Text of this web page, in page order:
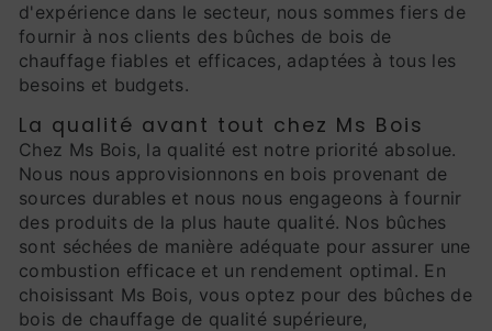
d'expérience dans le secteur, nous sommes fiers de
fournir à nos clients des bûches de bois de
chauffage fiables et efficaces, adaptées à tous les
besoins et budgets.
La qualité avant tout chez Ms Bois
Chez Ms Bois, la qualité est notre priorité absolue.
Nous nous approvisionnons en bois provenant de
sources durables et nous nous engageons à fournir
des produits de la plus haute qualité. Nos bûches
sont séchées de manière adéquate pour assurer une
combustion efficace et un rendement optimal. En
choisissant Ms Bois, vous optez pour des bûches de
bois de chauffage de qualité supérieure,